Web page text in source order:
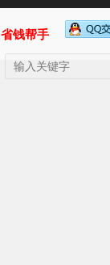
省钱帮手